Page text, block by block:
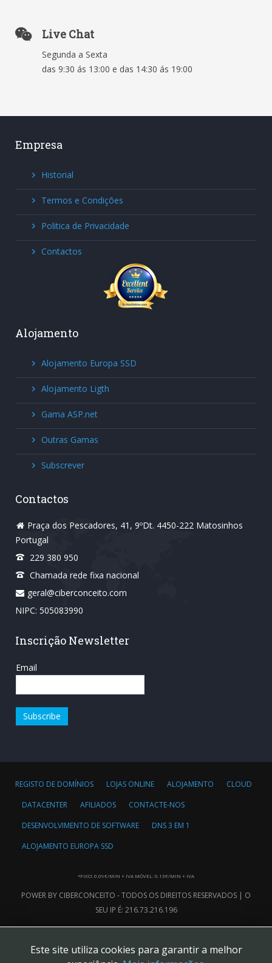
Live Chat
Segunda a Sexta
das 9:30 ás 13:00 e das 14:30 ás 19:00
Empresa
Historial
Termos e Condições
Politica de Privacidade
Contactos
Alojamento
Alojamento Europa SSD
Alojamento Ligth
Gama ASP.net
Outras Gamas
Subscrever
Contactos
Praça dos Pescadores, 41, 9ºDt. 4450-222 Matosinhos
Portugal
229 380 950
Chamada rede fixa nacional
geral@ciberconceito.com
NIPC: 505083990
Inscrição Newsletter
Email
REGISTO DE DOMÍNIOS LOJAS ONLINE ALOJAMENTO
CLOUD
DATACENTER
AFILIADOS
CONTACTE-NOS
DESENVOLVIMENTO DE SOFTWARE
DNS 3 EM 1
ALOJAMENTO EUROPA SSD
*FIXO: 0.09€/MIN + IVA MÓVEL: 0.13€/MIN + IVA
POWER BY CIBERCONCEITO - TODOS OS DIREITOS RESERVADOS | O
SEU IP É: 216.73.216.196
Este site utiliza cookies para garantir a melhor